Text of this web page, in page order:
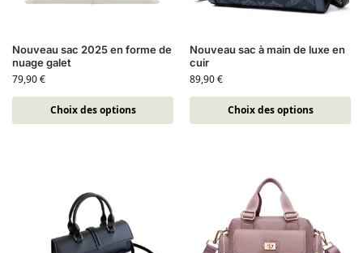
Nouveau sac 2025 en forme de
nuage galet
79,90€
Choix des options
Nouveau sac à main de luxe en
cuir
89,90€
Choix des options